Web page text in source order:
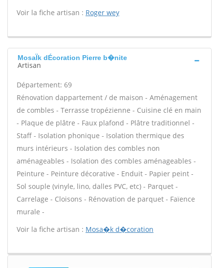
Voir la fiche artisan : Roger wey
MosaÏk dÉcoration Pierre b�nite
Artisan
Département: 69
Rénovation dappartement / de maison - Aménagement
de combles - Terrasse tropézienne - Cuisine clé en main
- Plaque de plâtre - Faux plafond - Plâtre traditionnel -
Staff - Isolation phonique - Isolation thermique des
murs intérieurs - Isolation des combles non
aménageables - Isolation des combles aménageables -
Peinture - Peinture décorative - Enduit - Papier peint -
Sol souple (vinyle, lino, dalles PVC, etc) - Parquet -
Carrelage - Cloisons - Rénovation de parquet - Faïence
murale -
Voir la fiche artisan : Mosa�k d�coration